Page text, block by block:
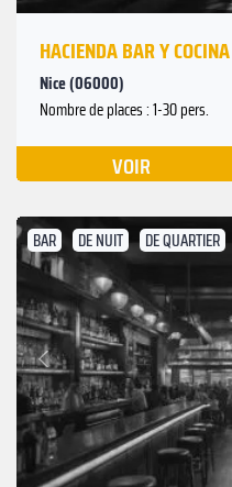
HACIENDA BAR Y COCINA
Nice (06000)
Nombre de places : 1-30 pers.
VOIR
BAR DE NUIT DE QUARTIER
Précédent